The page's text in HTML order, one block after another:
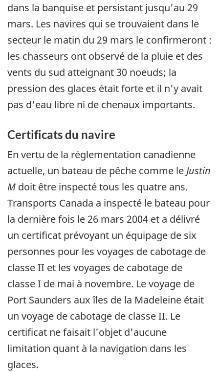
dans la banquise et persistant jusqu'au 29
mars. Les navires qui se trouvaient dans le
secteur le matin du 29 mars le confirmeront :
les chasseurs ont observé de la pluie et des
vents du sud atteignant 30 noeuds; la
pression des glaces était forte et il n'y avait
pas d'eau libre ni de chenaux importants.
Certificats du navire
En vertu de la réglementation canadienne
actuelle, un bateau de pêche comme le Justin
M doit être inspecté tous les quatre ans.
Transports Canada a inspecté le bateau pour
la dernière fois le 26 mars 2004 et a délivré
un certificat prévoyant un équipage de six
personnes pour les voyages de cabotage de
classe II et les voyages de cabotage de
classe I de mai à novembre. Le voyage de
Port Saunders aux îles de la Madeleine était
un voyage de cabotage de classe II. Le
certificat ne faisait l'objet d'aucune
limitation quant à la navigation dans les
glaces.